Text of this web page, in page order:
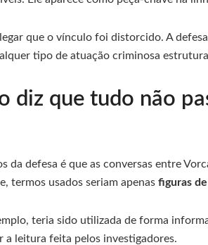
que o vínculo foi distorcido. A
tipo de atuação criminosa
diz que tudo não
da defesa é que as conversas entre
termos usados seriam apenas figuras
teria sido utilizada de forma
a leitura feita pelos investigadores.